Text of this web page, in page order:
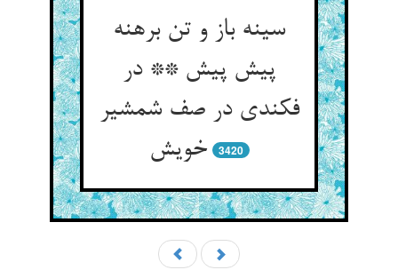
سینه باز و تن برهنه
پیش پیش ** در
فکندی در صف شمشیر
خویش
3420